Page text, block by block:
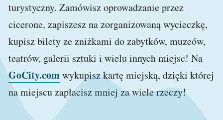
turystyczny. Zamówisz oprowadzanie przez
cicerone, zapiszesz na zorganizowaną wycieczkę,
kupisz bilety ze zniżkami do zabytków, muzeów,
teatrów, galerii sztuki i wielu innych miejsc! Na
GoCity.comwykupisz kartę miejską, dzięki której
na miejscu zapłacisz mniej za wiele rzeczy!